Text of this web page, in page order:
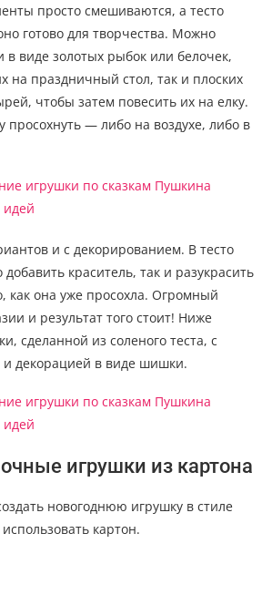
просто смешиваются, а тесто
готово для творчества. Можно
в виде золотых рыбок или белочек,
на праздничный стол, так и плоских
чтобы затем повесить их на елку.
просохнуть — либо на воздухе, либо в
и с декорированием. В тесто
краситель, так и разукрасить
как она уже просохла. Огромный
и результат того стоит! Ниже
сделанной из соленого теста, с
и декорацией в виде шишки.
игрушки из картона
новогоднюю игрушку в стиле
картон.